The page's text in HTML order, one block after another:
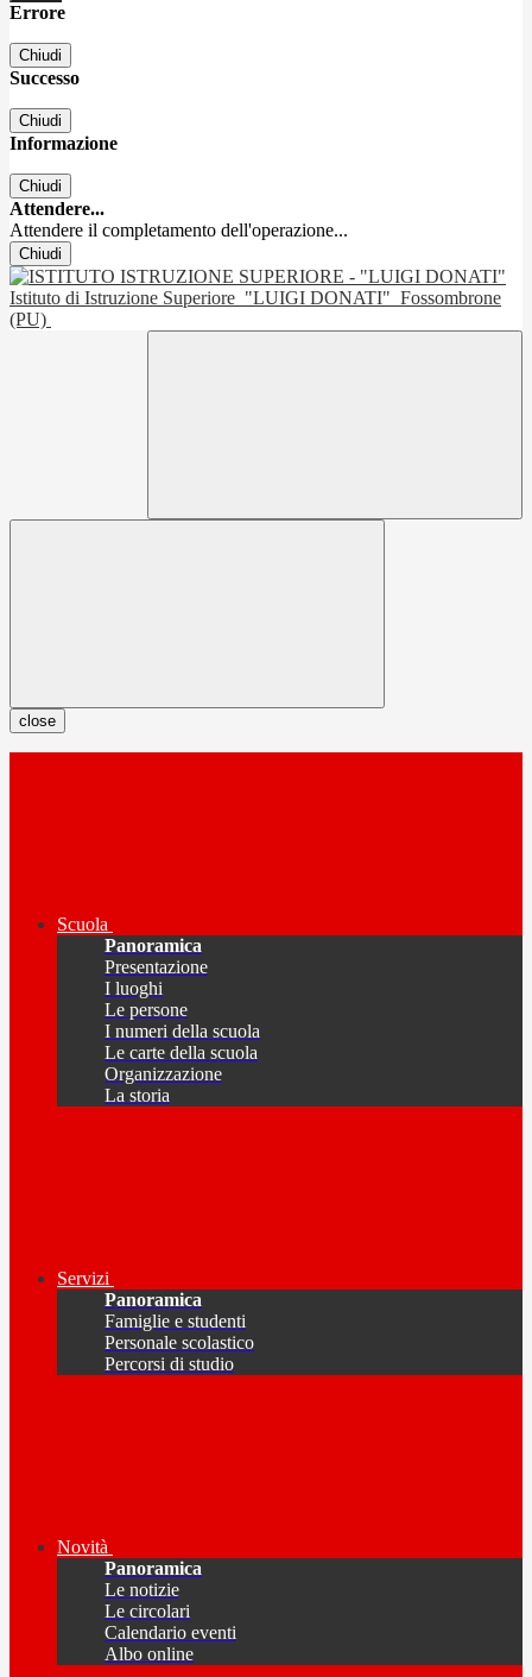
Errore
Chiudi
Successo
Chiudi
Informazione
Chiudi
Attendere...
Attendere il completamento dell'operazione...
Chiudi
Istituto di Istruzione Superiore "LUIGI DONATI" Fossombrone
(PU)
close
Scuola
Panoramica
Presentazione
I luoghi
Le persone
I numeri della scuola
Le carte della scuola
Organizzazione
La storia
Servizi
Panoramica
Famiglie e studenti
Personale scolastico
Percorsi di studio
Novità
Panoramica
Le notizie
Le circolari
Calendario eventi
Albo online